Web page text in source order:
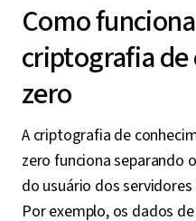
Como
criptografia
zero
A criptografia de
zero funciona separando
do usuário dos
Por exemplo, os dados